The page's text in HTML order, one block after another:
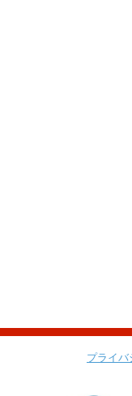
プライバ